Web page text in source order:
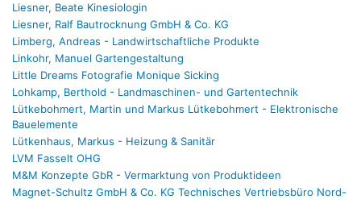
Liesner, Beate Kinesiologin
Liesner, Ralf Bautrocknung GmbH & Co. KG
Limberg, Andreas - Landwirtschaftliche Produkte
Linkohr, Manuel Gartengestaltung
Little Dreams Fotografie Monique Sicking
Lohkamp, Berthold - Landmaschinen- und Gartentechnik
Lütkebohmert, Martin und Markus Lütkebohmert - Elektronische
Bauelemente
Lütkenhaus, Markus - Heizung & Sanitär
LVM Fasselt OHG
M&M Konzepte GbR - Vermarktung von Produktideen
Magnet-Schultz GmbH & Co. KG Technisches Vertriebsbüro Nord-